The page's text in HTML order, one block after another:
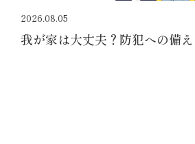
2026.08.05
我が家は大丈夫？防犯への備え